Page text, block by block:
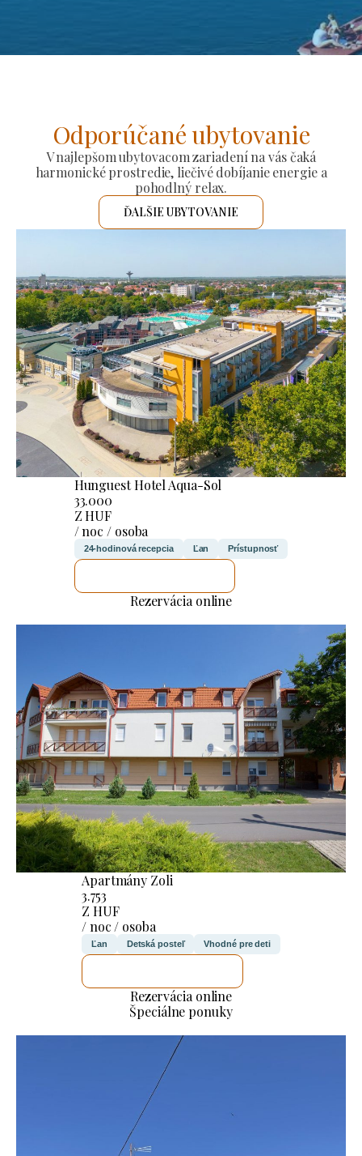
Odporúčané ubytovanie
V najlepšom ubytovacom zariadení na vás čaká
harmonické prostredie, liečivé dobíjanie energie a
pohodlný relax.
ĎALŠIE UBYTOVANIE
Hunguest Hotel Aqua-Sol
33.000
Z HUF
/ noc / osoba
24-hodinová recepcia Ľan Prístupnosť
Rezervácia online
Apartmány Zoli
3.753
Z HUF
/ noc / osoba
Ľan Detská posteľ Vhodné pre deti
Rezervácia online
Špeciálne ponuky